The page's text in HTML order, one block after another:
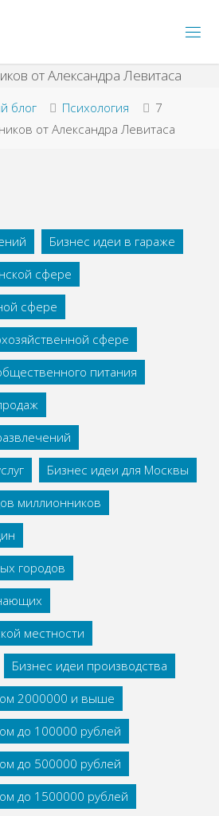
блог Психология
7
от Александра Левитаса
Бизнес идеи в гараже
сфере
сфере
сфере
питания
Бизнес идеи для Москвы
миллионников
городов
местности
Бизнес идеи производства
2000000 и выше
до 100000 рублей
до 500000 рублей
до 1500000 рублей